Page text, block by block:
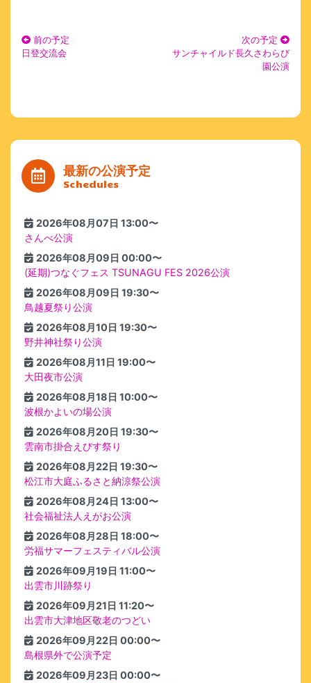
前の予定
日登交流会
次の予定
サンチャイルド長久さわらび
園公演
最新の公演予定
Schedules
2026年08月07日 13:00〜
さんべ公演
2026年08月09日 00:00〜
(延期)つなぐフェス TSUNAGU FES 2026公演
2026年08月09日 19:30〜
鳥越夏祭り公演
2026年08月10日 19:30〜
野井神社祭り公演
2026年08月11日 19:00〜
大田夜市公演
2026年08月18日 10:00〜
波根かよいの場公演
2026年08月20日 19:30〜
雲南市掛合えびす祭り
2026年08月22日 19:30〜
松江市大庭ふるさと納涼祭公演
2026年08月24日 13:00〜
社会福祉法人えがお公演
2026年08月28日 18:00〜
労福サマーフェスティバル公演
2026年09月19日 11:00〜
出雲市川跡祭り
2026年09月21日 11:20〜
出雲市大津地区敬老のつどい
2026年09月22日 00:00〜
島根県外で公演予定
2026年09月23日 00:00〜